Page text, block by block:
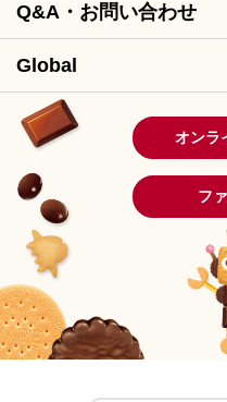
Q&A・お問い合わせ
Global
オンラ
フ